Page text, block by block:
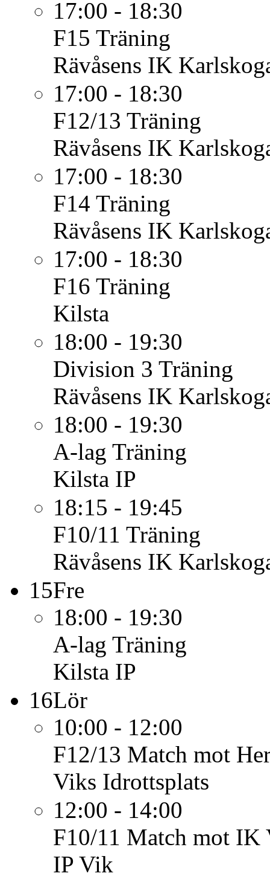
17:00 - 18:30
F15 Träning
Rävåsens IK
17:00 - 18:30
F12/13 Träning
Rävåsens IK
17:00 - 18:30
F14 Träning
Rävåsens IK
17:00 - 18:30
F16 Träning
Kilsta
18:00 - 19:30
Division 3 Träning
Rävåsens IK
18:00 - 19:30
A-lag Träning
Kilsta IP
18:15 - 19:45
F10/11 Träning
Rävåsens IK
15Fre
18:00 - 19:30
A-lag Träning
Kilsta IP
16Lör
10:00 - 12:00
F12/13 Match mot
Viks Idrottsplats
12:00 - 14:00
F10/11 Match mot IK
IP Vik